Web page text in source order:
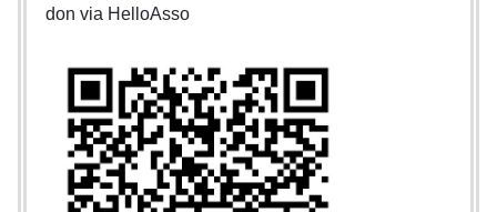
don via HelloAsso